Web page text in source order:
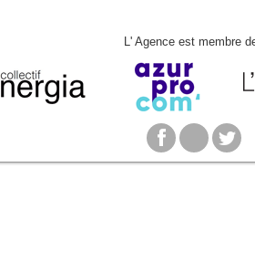
L' Agence est membre